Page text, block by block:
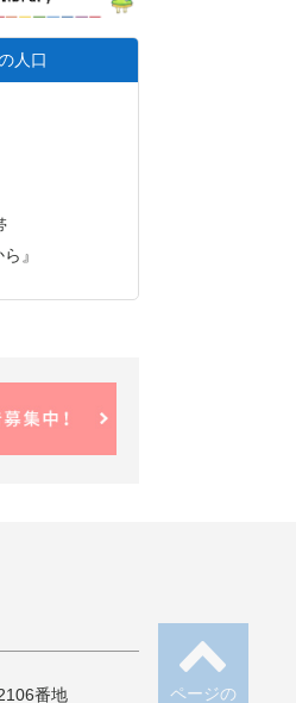
人口
』
ページの
番地